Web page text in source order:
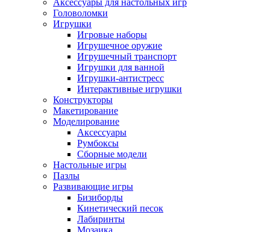
Аксессуары для настольных игр
Головоломки
Игрушки
Игровые наборы
Игрушечное оружие
Игрушечный транспорт
Игрушки для ванной
Игрушки-антистресс
Интерактивные игрушки
Конструкторы
Макетирование
Моделирование
Аксессуары
Румбоксы
Сборные модели
Настольные игры
Пазлы
Развивающие игры
Бизиборды
Кинетический песок
Лабиринты
Мозаика